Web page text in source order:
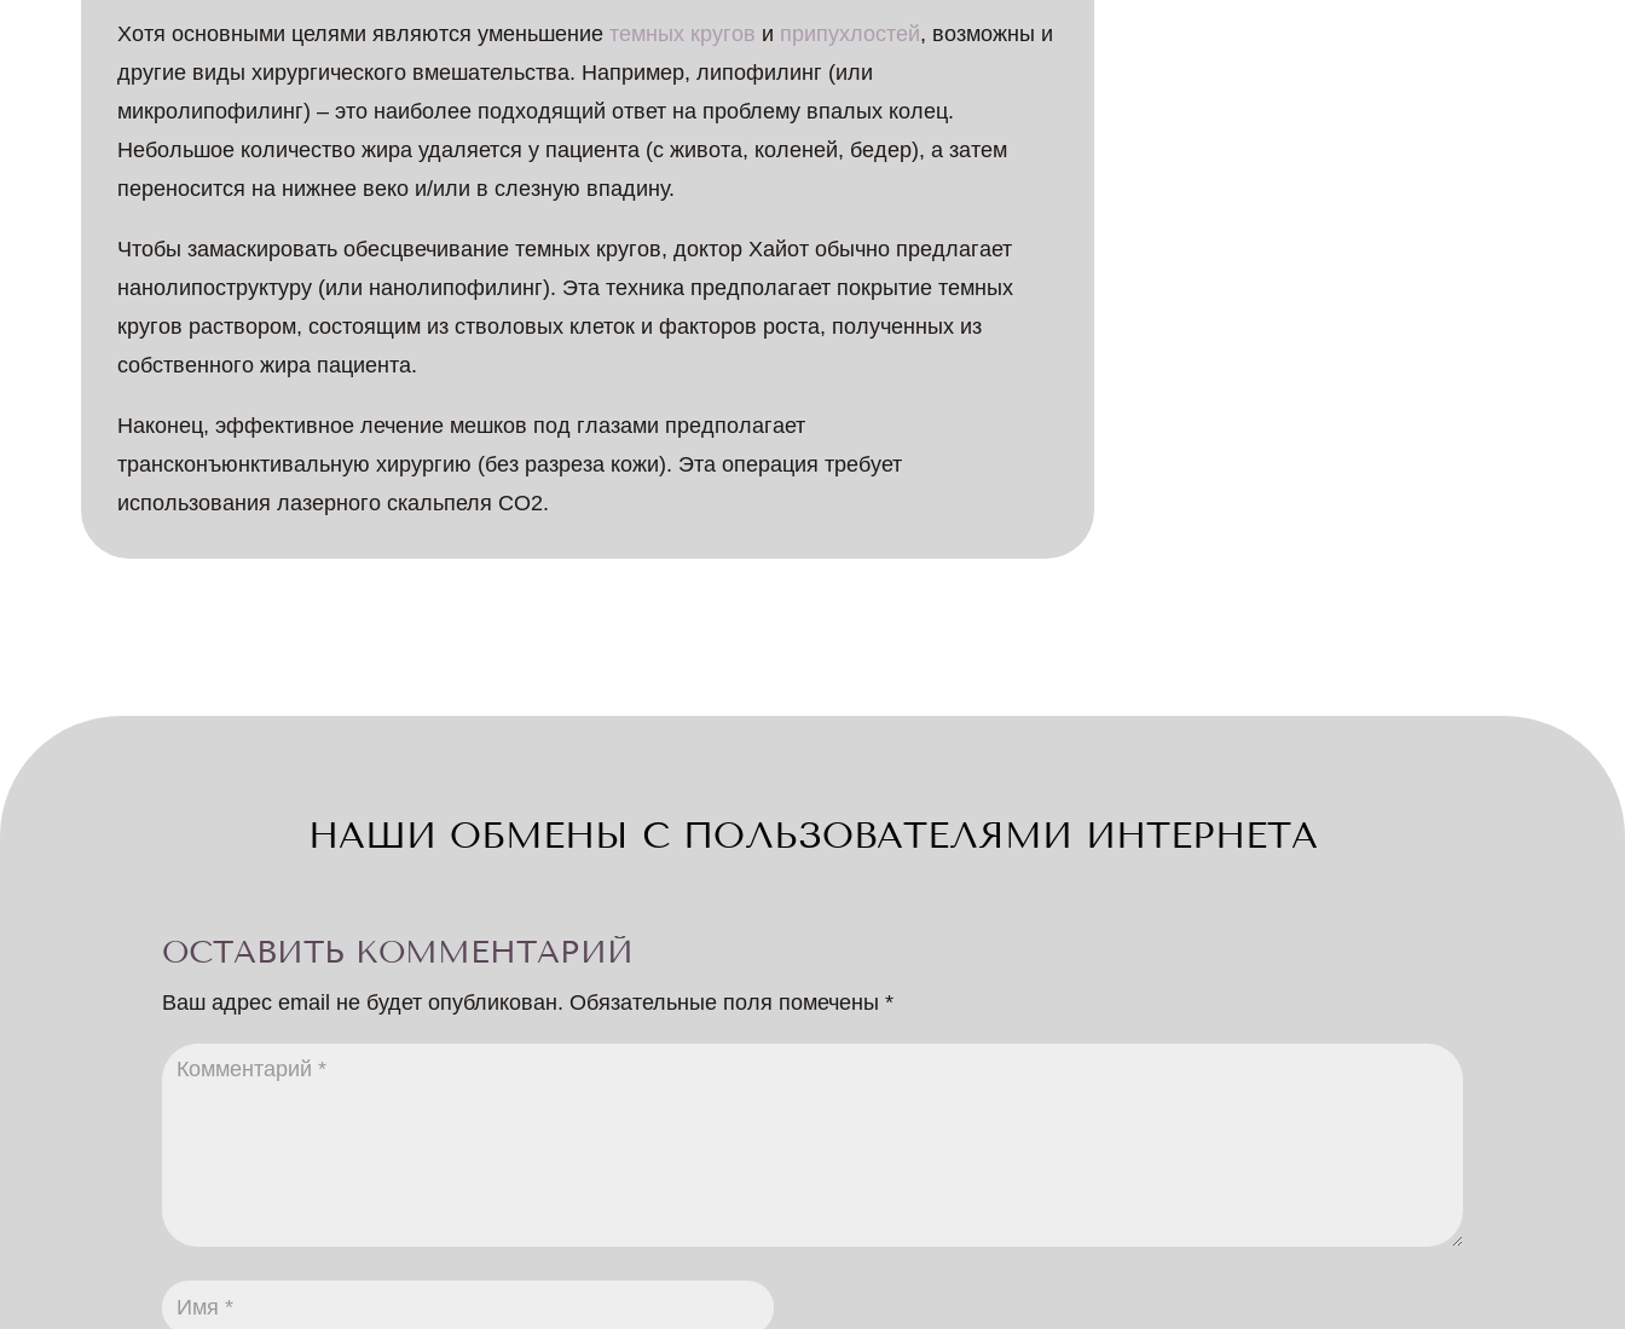
Хотя основными целями являются уменьшениетемных кругов и припухлостей, возможны и
другие виды хирургического вмешательства. Например, липофилинг (или
микролипофилинг) – это наиболее подходящий ответ на проблему впалых колец.
Небольшое количество жира удаляется у пациента (с живота, коленей, бедер), а затем
переносится на нижнее веко и/или в слезную впадину.
Чтобы замаскировать обесцвечивание темных кругов, доктор Хайот обычно предлагает
нанолипоструктуру (или нанолипофилинг). Эта техника предполагает покрытие темных
кругов раствором, состоящим из стволовых клеток и факторов роста, полученных из
собственного жира пациента.
Наконец, эффективное лечение мешков под глазами предполагает
трансконъюнктивальную хирургию (без разреза кожи). Эта операция требует
использования лазерного скальпеля CO2.
НАШИ ОБМЕНЫ С ПОЛЬЗОВАТЕЛЯМИ ИНТЕРНЕТА
ОСТАВИТЬ КОММЕНТАРИЙ
Ваш адрес email не будет опубликован. Обязательные поля помечены*